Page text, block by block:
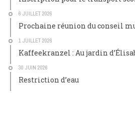
6 JUILLET 2026
Prochaine réunion du conseil
1 JUILLET 2026
Kaffeekranzel : Au jardin
30 JUIN 2026
Restriction d’eau